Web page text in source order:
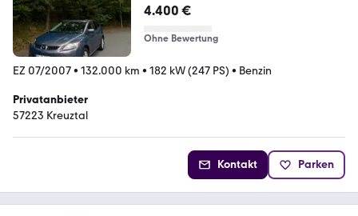
4.400 €
Ohne Bewertung
EZ 07/2007• 132.000 km • 182 kW (247 PS) • Benzin
Privatanbieter
57223 Kreuztal
Kontakt Parken